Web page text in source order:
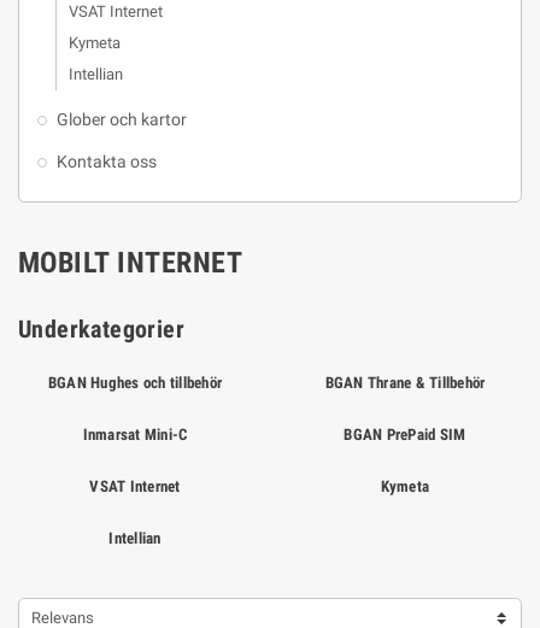
VSAT Internet
Kymeta
Intellian
Glober och kartor
Kontakta oss
MOBILT INTERNET
Underkategorier
BGAN Hughes och tillbehör BGAN Thrane & Tillbehör
Inmarsat Mini-C BGAN PrePaid SIM
VSAT Internet Kymeta
Intellian
Relevans